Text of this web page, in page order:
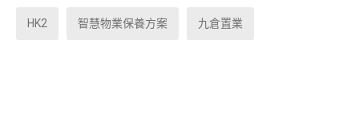
HK2 智慧物業保養方案 九倉置業